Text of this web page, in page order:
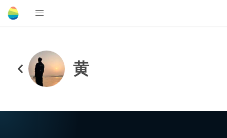
ㅤㅤㅤㅤㅤ黄